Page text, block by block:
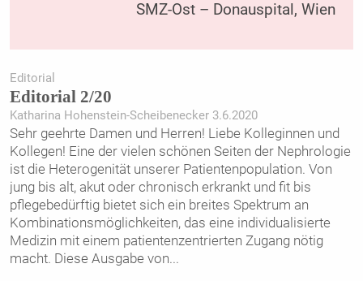
SMZ-Ost – Donauspital, Wien
Editorial
Editorial 2/20
Katharina Hohenstein-­Scheibenecker 3.6.2020
Sehr geehrte Damen und Herren! Liebe Kolleginnen und
Kollegen! Eine der vielen schönen Seiten der Nephrologie
ist die Heterogenität unserer Patientenpopulation. Von
jung bis alt, akut oder chronisch erkrankt und fit bis
pflegebedürftig bietet sich ein breites Spektrum an
Kombinationsmöglichkeiten, das eine individualisierte
Medizin mit einem patientenzentrierten Zugang nötig
macht. Diese Ausgabe von...